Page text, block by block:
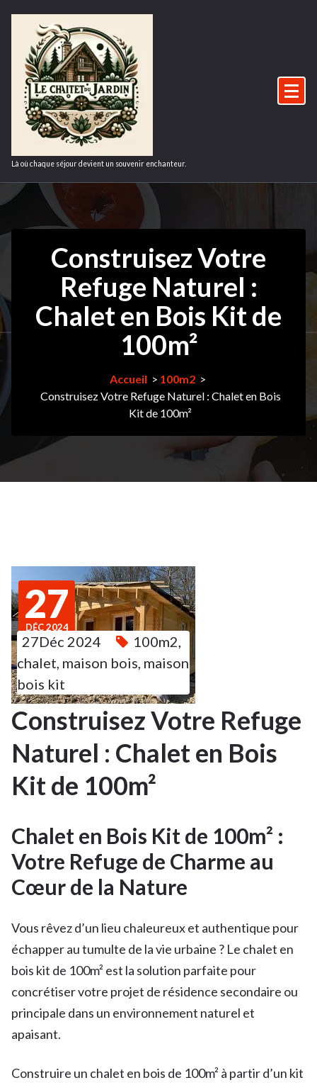
contenu
Là où chaque séjour devient un souvenir enchanteur.
Construisez Votre
Refuge Naturel :
Chalet en Bois Kit de
100m²
Accueil > 100m2>
Construisez Votre Refuge Naturel : Chalet en Bois
Kit de 100m²
27
DÉC 2024
27Déc 2024 100m2
chalet maison bois maison
bois kit
Construisez Votre Refuge
Naturel : Chalet en Bois
Kit de 100m²
Chalet en Bois Kit de 100m² :
Votre Refuge de Charme au
Cœur de la Nature
Vous rêvez d’un lieu chaleureux et authentique pour
échapper au tumulte de la vie urbaine ? Le chalet en
bois kit de 100m² est la solution parfaite pour
concrétiser votre projet de résidence secondaire ou
principale dans un environnement naturel et
apaisant.
Construire un chalet en bois de 100m² à partir d’un kit